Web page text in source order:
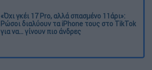
«Όχι γκέι 17 Pro, αλλά σπασμένο 11άρι»:
Ρώσοι διαλύουν τα iPhone τους στο TikTok
για να... γίνουν πιο άνδρες